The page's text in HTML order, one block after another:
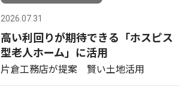
2026.07.31
高い利回りが期待できる「ホスピス
型老人ホーム」に活用
片倉工務店が提案 賢い土地活用